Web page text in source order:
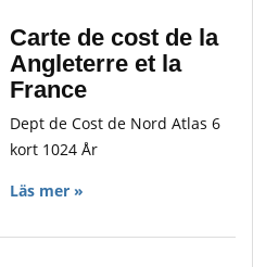
Carte de cost de la
Angleterre et la
France
Dept de Cost de Nord Atlas 6
kort 1024 År
Läs mer »